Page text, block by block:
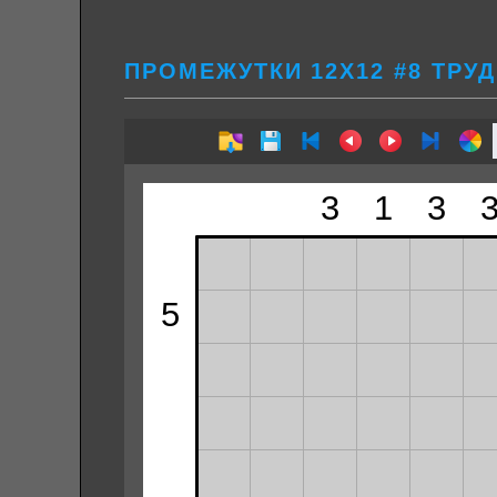
ПРОМЕЖУТКИ 12Х12 #8